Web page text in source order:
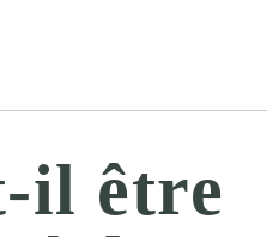
il être